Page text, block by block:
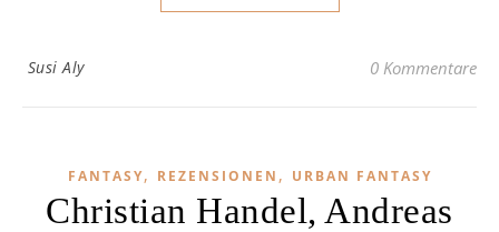
Susi Aly 0 Kommentare
FANTASY, REZENSIONEN , URBAN FANTASY
Christian Handel, Andreas